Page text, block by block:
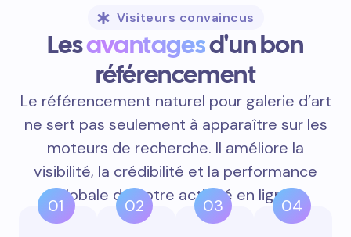
Visiteurs convaincus
Lesavantagesd'un bon
référencement
Le référencement naturel pour galerie d’art
ne sert pas seulement à apparaître sur les
moteurs de recherche. Il améliore la
visibilité, la crédibilité et la performance
globale de votre activité en ligne.
01 02 03 04